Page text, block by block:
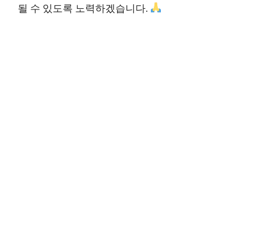
될 수 있도록 노력하겠습니다.